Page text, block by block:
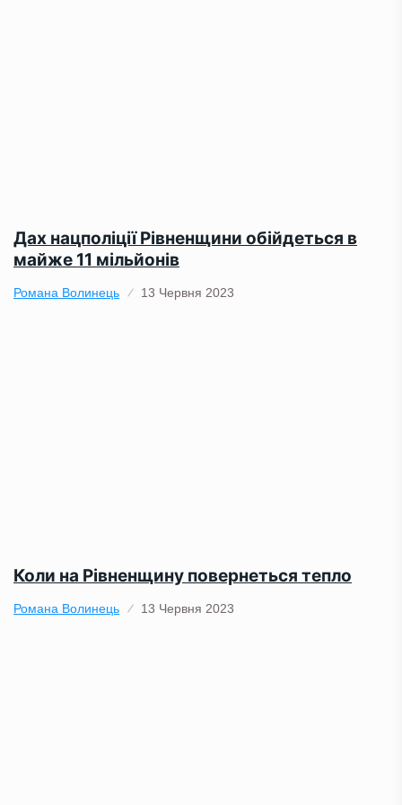
Дах нацполіції Рівненщини обійдеться в
майже 11 мільйонів
Романа Волинець 13 Червня 2023
Коли на Рівненщину повернеться тепло
Романа Волинець 13 Червня 2023